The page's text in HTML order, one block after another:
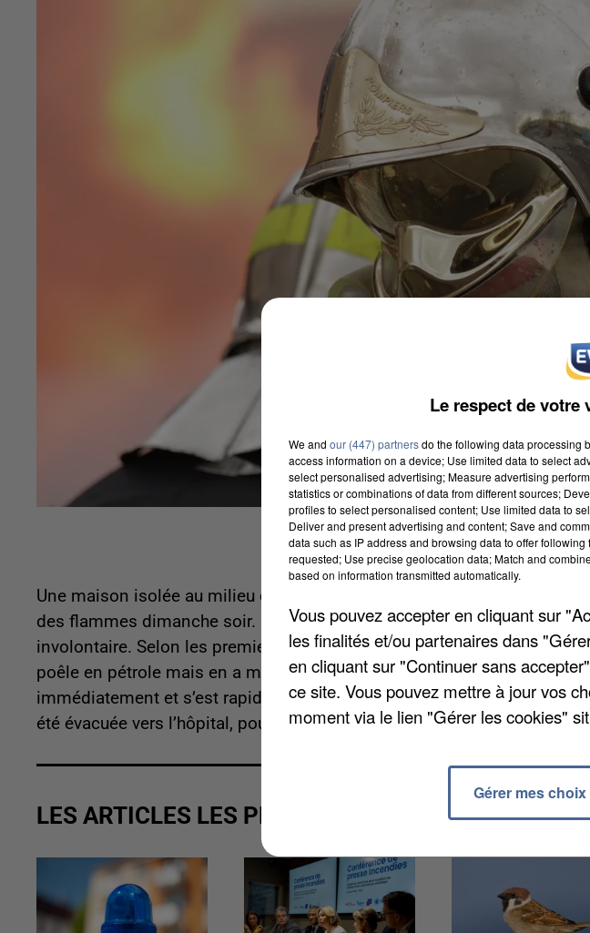
Une maison isolée au milieu des arbres, sur les hauteurs de Saint-Jean-
des flammes dimanche soir. C'est l'habitante des lieux qui est à
involontaire. Selon les premiers éléments de l'enquête, cette dame
poêle en pétrole mais en a malencontreusement répandu en dehors du
immédiatement et s’est rapidement propagé. La maison n’a pu être
été évacuée vers l’hôpital, pour prévenir un risque d’intoxication suite à
LES ARTICLES LES PLUS VUS
Le respect de votre
We and our (447) partnersdo the following data processing
access information on a device; Use limited data to select
select personalised advertising; Measure advertising
statistics or combinations of data from different sources;
profiles to select personalised content; Use limited data to
Deliver and present advertising and content; Save and
data such as IP address and browsing data to offer
requested; Use precise geolocation data; Match and
based on information transmitted automatically.
Vous pouvez accepter en cliquant sur
les finalités et/ou partenaires dans
en cliquant sur "Continuer sans
ce site. Vous pouvez mettre à jour vos
moment via le lien "Gérer les cookies"
Gérer mes choix